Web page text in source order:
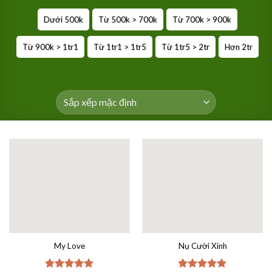
Dưới 500k Từ 500k > 700k Từ 700k > 900k
Từ 900k > 1tr1 Từ 1tr1 > 1tr5 Từ 1tr5 > 2tr Hơn 2tr
My Love Nụ Cười Xinh